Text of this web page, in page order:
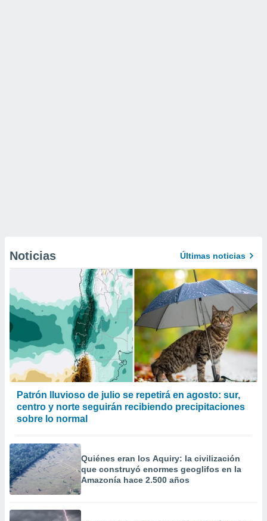
Noticias Últimas noticias
Patrón lluvioso de julio se repetirá en agosto: sur,
centro y norte seguirán recibiendo precipitaciones
sobre lo normal
Quiénes eran los Aquiry: la civilización
que construyó enormes geoglifos en la
Amazonía hace 2.500 años